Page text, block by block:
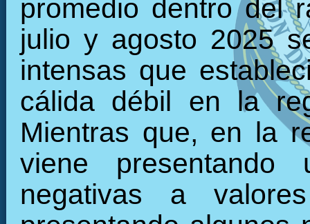
promedio dentro del
julio y agosto 2025
intensas que
cálida débil en la
Mientras que, en la
viene
negativas a